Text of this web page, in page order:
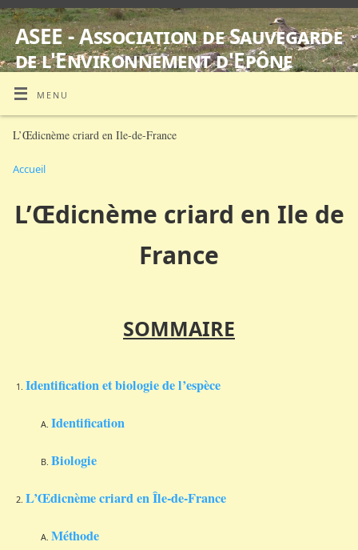
ASEE - Association de Sauvegarde
de l'Environnement d'Epône
MENU
L’Œdicnème criard en Ile-de-France
Accueil
L’Œdicnème criard en Ile de
France
SOMMAIRE
Identification et biologie de l’espèce
Identification
Biologie
L’Œdicnème criard en Île-de-France
Méthode